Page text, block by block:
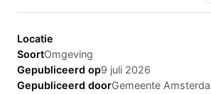
Locatie
SoortOmgeving
Gepubliceerd op9 juli 2026
Gepubliceerd doorGemeente